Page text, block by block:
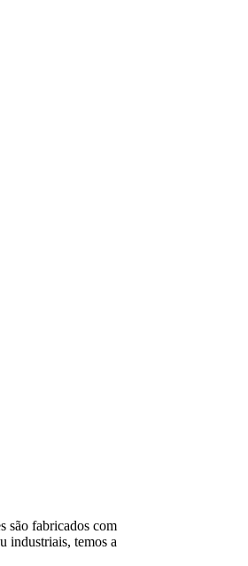
são fabricados com
industriais, temos a